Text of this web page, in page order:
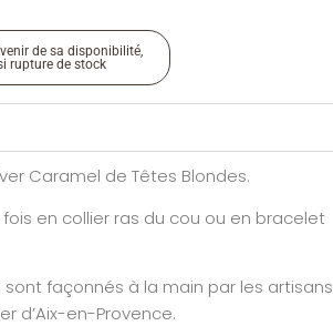
de sa disponibilité,
rupture de stock
Caramel de Têtes Blondes.
en collier ras du cou ou en bracelet
sont façonnés à la main par les artisans
d’Aix-en-Provence.